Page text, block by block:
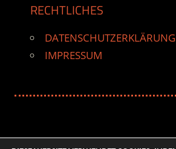
RECHTLICHES
DATENSCHUTZERKLÄRUNG
IMPRESSUM